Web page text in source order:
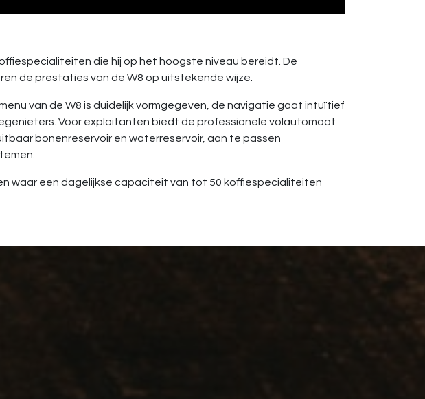
die hij op het hoogste niveau bereidt. De
de prestaties van de W8 op uitstekende wijze.
van de W8 is duidelijk vormgegeven, de navigatie gaat intuïtief
Voor exploitanten biedt de professionele volautomaat
bonenreservoir en waterreservoir, aan te passen
waar een dagelijkse capaciteit van tot 50 koffiespecialiteiten